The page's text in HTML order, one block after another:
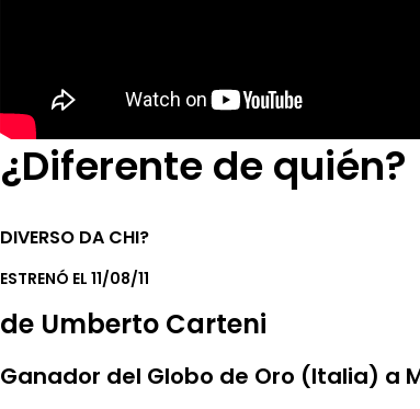
¿Diferente de quién?
DIVERSO DA CHI?
ESTRENÓ EL 11/08/11
de Umberto Carteni
Ganador del Globo de Oro (Italia) a